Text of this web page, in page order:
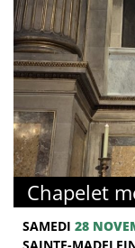
Chapelet
SAMEDI 28